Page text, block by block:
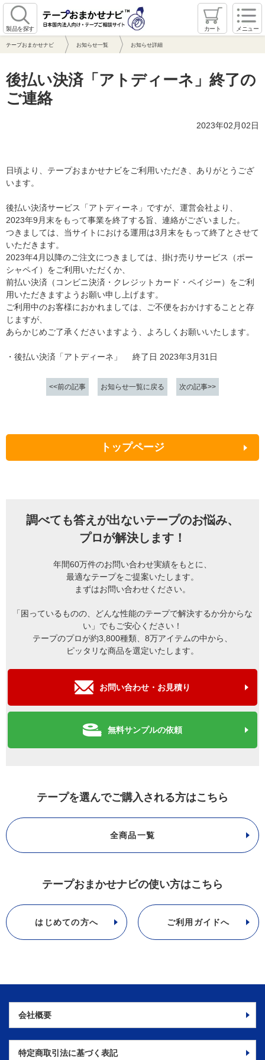
製品を探す カート メニュー
テープおまかせナビ お知らせ一覧 お知らせ詳細
後払い決済「アトディーネ」終了の
ご連絡
2023年02月02日
日頃より、テープおまかせナビをご利用いただき、ありがとうござ
います。
後払い決済サービス「アトディーネ」ですが、運営会社より、
2023年9月末をもって事業を終了する旨、連絡がございました。
つきましては、当サイトにおける運用は3月末をもって終了とさせて
いただきます。
2023年4月以降のご注文につきましては、掛け売りサービス（ポー
シャペイ）をご利用いただくか、
前払い決済（コンビニ決済・クレジットカード・ペイジー）をご利
用いただきますようお願い申し上げます。
ご利用中のお客様におかれましては、ご不便をおかけすることと存
じますが、
あらかじめご了承くださいますよう、よろしくお願いいたします。
・後払い決済「アトディーネ」 終了日 2023年3月31日
前の記事 お知らせ一覧に戻る 次の記事
トップページ
調べても答えが出ないテープのお悩み、
プロが解決します！
年間60万件のお問い合わせ実績をもとに、
最適なテープをご提案いたします。
まずはお問い合わせください。
「困っているものの、どんな性能のテープで解決するか分からな
い」でもご安心ください！
テープのプロが約3,800種類、8万アイテムの中から、
ピッタリな商品を選定いたします。
お問い合わせ・お見積り
無料サンプルの依頼
テープを選んでご購入される方はこちら
全商品一覧
テープおまかせナビの使い方はこちら
はじめての方へ ご利用ガイドへ
会社概要
特定商取引法に基づく表記